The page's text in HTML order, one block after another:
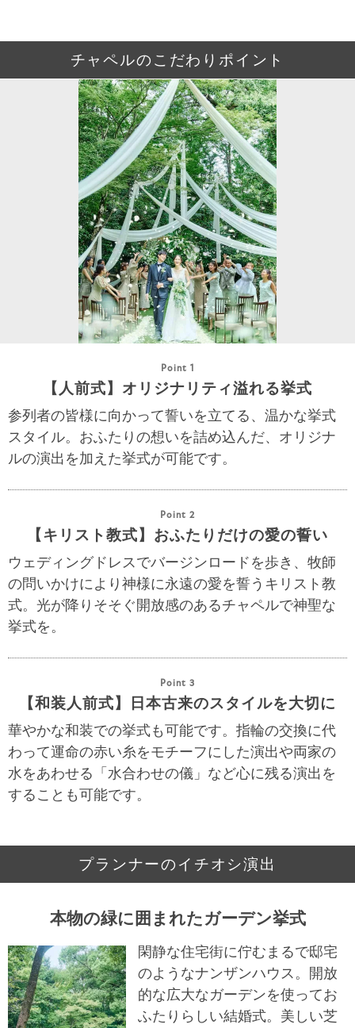
チャペルのこだわりポイント
Point 1
【人前式】オリジナリティ溢れる挙式
参列者の皆様に向かって誓いを立てる、温かな挙式
スタイル。おふたりの想いを詰め込んだ、オリジナ
ルの演出を加えた挙式が可能です。
Point 2
【キリスト教式】おふたりだけの愛の誓い
ウェディングドレスでバージンロードを歩き、牧師
の問いかけにより神様に永遠の愛を誓うキリスト教
式。光が降りそそぐ開放感のあるチャペルで神聖な
挙式を。
Point 3
【和装人前式】日本古来のスタイルを大切に
華やかな和装での挙式も可能です。指輪の交換に代
わって運命の赤い糸をモチーフにした演出や両家の
水をあわせる「水合わせの儀」など心に残る演出を
することも可能です。
プランナーのイチオシ演出
本物の緑に囲まれたガーデン挙式
閑静な住宅街に佇むまるで邸宅
のようなナンザンハウス。開放
的な広大なガーデンを使ってお
ふたりらしい結婚式。美しい芝